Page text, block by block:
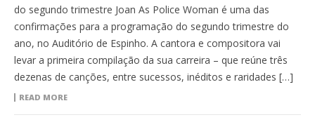
do segundo trimestre Joan As Police Woman é uma das
confirmações para a programação do segundo trimestre do
ano, no Auditório de Espinho. A cantora e compositora vai
levar a primeira compilação da sua carreira – que reúne três
dezenas de canções, entre sucessos, inéditos e raridades […]
READ MORE